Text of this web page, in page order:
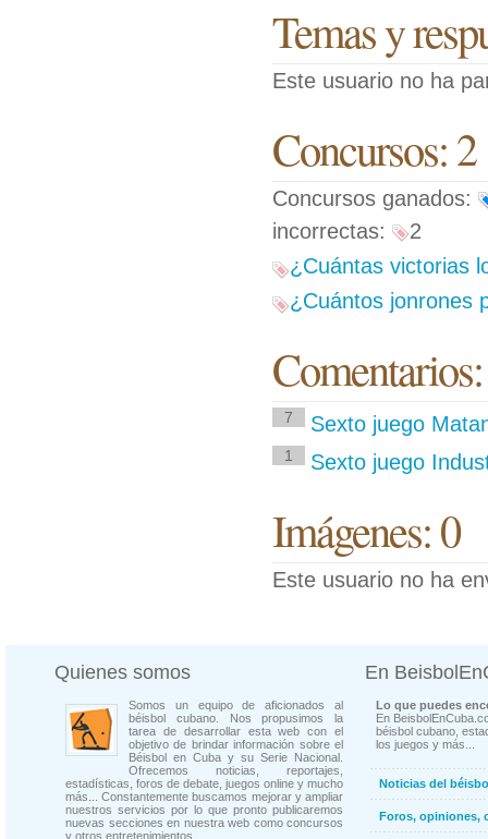
Temas y
Este usuario no ha
Concursos: 2
Concursos ganados:
incorrectas:
2
¿Cuántas victorias
¿Cuántos jonrones
7 Sexto juego
1 Sexto juego
Imágenes: 0
Este usuario no ha
Quienes somos
Somos un equipo de aficionados al
béisbol cubano. Nos propusimos la
tarea de desarrollar esta web con el
objetivo de brindar información sobre el
Béisbol en Cuba y su Serie Nacional.
Ofrecemos noticias, reportajes,
estadísticas, foros de debate, juegos online y mucho
más... Constantemente buscamos mejorar y ampliar
nuestros servicios por lo que pronto publicaremos
nuevas secciones en nuestra web como concursos
y otros entretenimientos.
En
Lo que puedes
En
béisbol cubano,
los juegos y más...
Noticias del
Foros, opiniones,